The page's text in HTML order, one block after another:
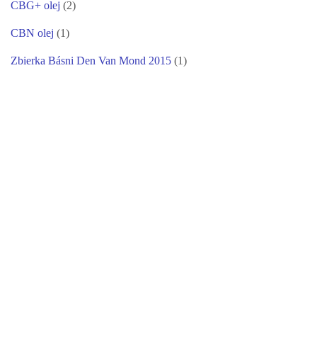
CBG+ olej (2)
CBN olej (1)
Zbierka Básni Den Van Mond 2015 (1)